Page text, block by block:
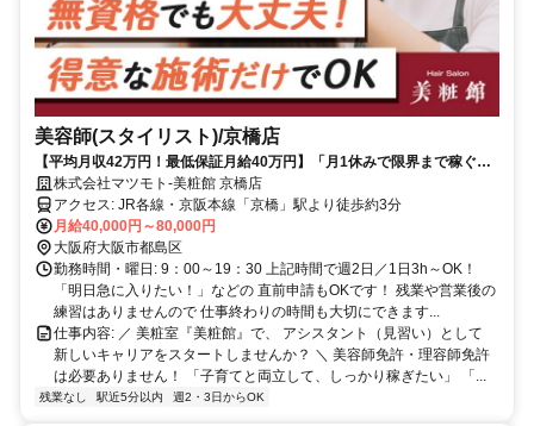
美容師(スタイリスト)/京橋店
【平均月収42万円！最低保証月給40万円】「月1休みで限界まで稼ぐ」
も「長期休暇」も自由自在♪ 希望通りの働き方が叶います！
株式会社マツモト-美粧館 京橋店
アクセス: JR各線・京阪本線「京橋」駅より徒歩約3分
月給40,000円～80,000円
大阪府大阪市都島区
勤務時間・曜日: 9：00～19：30 上記時間で週2日／1日3h～OK！
「明日急に入りたい！」などの 直前申請もOKです！ 残業や営業後の
練習はありませんので 仕事終わりの時間も大切にできます...
仕事内容: ／ 美粧室『美粧館』で、 アシスタント（見習い）として
新しいキャリアをスタートしませんか？ ＼ 美容師免許・理容師免許
は必要ありません！ 「子育てと両立して、しっかり稼ぎたい」 「...
残業なし 駅近5分以内 週2・3日からOK